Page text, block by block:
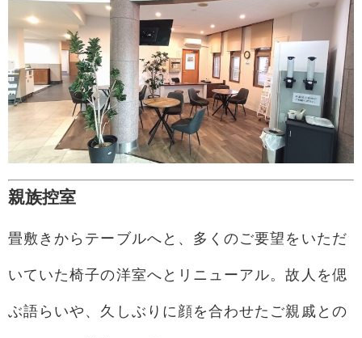
親族控室
畳敷きからテーブルへと、多くのご要望をいただ
いていた椅子の洋室へとリニューアル。故人を偲
ぶ語らいや、久しぶりに顔を合わせたご親戚との